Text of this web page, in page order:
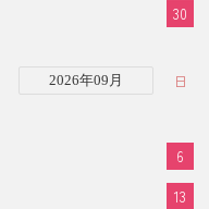
30
2026年09月 日
6
13